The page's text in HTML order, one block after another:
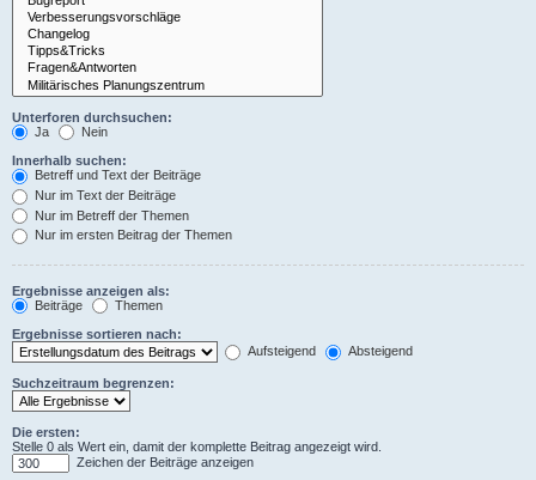
Unterforen durchsuchen:
Ja
Nein
Innerhalb suchen:
Betreff und Text der Beiträge
Nur im Text der Beiträge
Nur im Betreff der Themen
Nur im ersten Beitrag der Themen
Ergebnisse anzeigen als:
Beiträge
Themen
Ergebnisse sortieren nach:
Aufsteigend
Absteigend
Suchzeitraum begrenzen:
Die ersten:
Stelle 0 als Wert ein, damit der komplette Beitrag angezeigt wird.
Zeichen der Beiträge anzeigen